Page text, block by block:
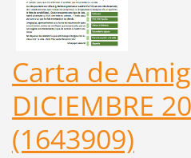
Carta de
DICIEMBRE
(1643909)